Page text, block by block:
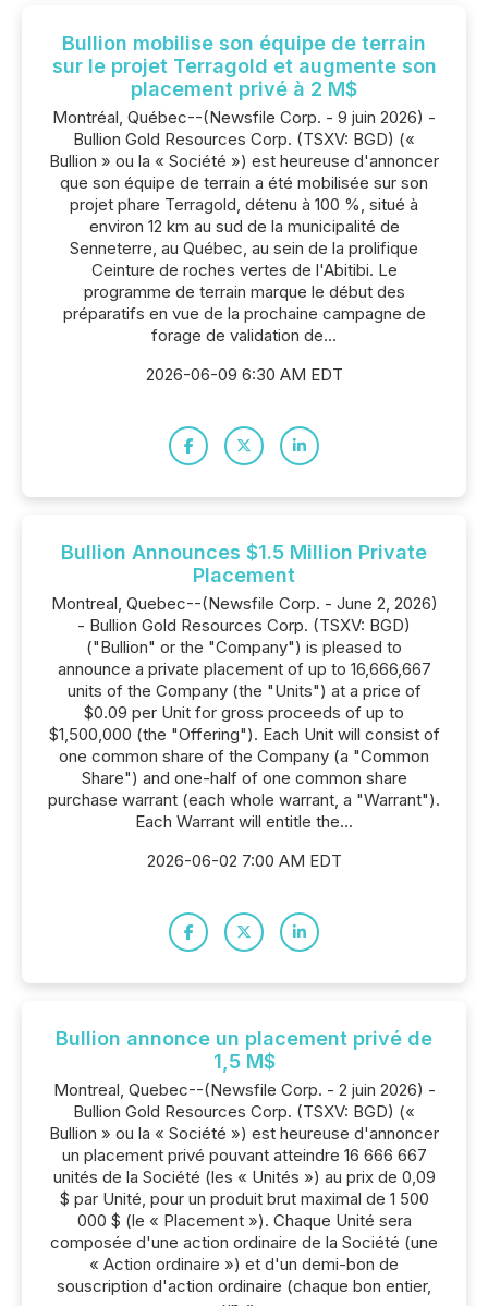
Bullion mobilise son équipe de terrain
sur le projet Terragold et augmente son
placement privé à 2 M$
Montréal, Québec--(Newsfile Corp. - 9 juin 2026) -
Bullion Gold Resources Corp. (TSXV: BGD) («
Bullion » ou la « Société ») est heureuse d'annoncer
que son équipe de terrain a été mobilisée sur son
projet phare Terragold, détenu à 100 %, situé à
environ 12 km au sud de la municipalité de
Senneterre, au Québec, au sein de la prolifique
Ceinture de roches vertes de l'Abitibi. Le
programme de terrain marque le début des
préparatifs en vue de la prochaine campagne de
forage de validation de...
2026-06-09 6:30 AM EDT
Bullion Announces $1.5 Million Private
Placement
Montreal, Quebec--(Newsfile Corp. - June 2, 2026)
- Bullion Gold Resources Corp. (TSXV: BGD)
("Bullion" or the "Company") is pleased to
announce a private placement of up to 16,666,667
units of the Company (the "Units") at a price of
$0.09 per Unit for gross proceeds of up to
$1,500,000 (the "Offering"). Each Unit will consist of
one common share of the Company (a "Common
Share") and one-half of one common share
purchase warrant (each whole warrant, a "Warrant").
Each Warrant will entitle the...
2026-06-02 7:00 AM EDT
Bullion annonce un placement privé de
1,5 M$
Montreal, Quebec--(Newsfile Corp. - 2 juin 2026) -
Bullion Gold Resources Corp. (TSXV: BGD) («
Bullion » ou la « Société ») est heureuse d'annoncer
un placement privé pouvant atteindre 16 666 667
unités de la Société (les « Unités ») au prix de 0,09
$ par Unité, pour un produit brut maximal de 1 500
000 $ (le « Placement »). Chaque Unité sera
composée d'une action ordinaire de la Société (une
« Action ordinaire ») et d'un demi-bon de
souscription d'action ordinaire (chaque bon entier,